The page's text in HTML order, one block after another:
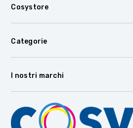
Cosystore
Categorie
I nostri marchi